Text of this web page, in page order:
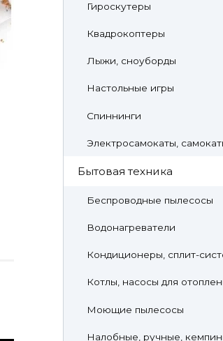
Гироскутеры
Квадрокоптеры
Лыжи, сноуборды
Настольные игры
Спиннинги
Электросамокаты,
Бытовая техника
Беспроводные пылесосы
Водонагреватели
Кондиционеры, сплит-
Котлы, насосы для
Моющие пылесосы
Налобные, ручные,